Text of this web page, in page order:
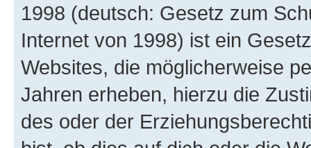
1998 (deutsch: Gesetz zum
Internet von 1998) ist ein
Websites, die möglicherweise
Jahren erheben, hierzu die
des oder der